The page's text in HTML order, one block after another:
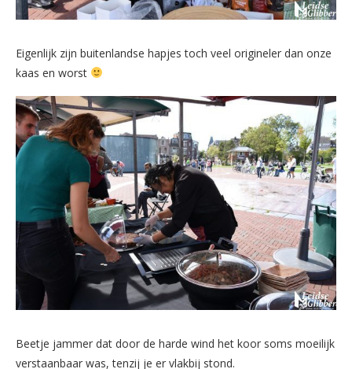
Eigenlijk zijn buitenlandse hapjes toch veel origineler dan onze
kaas en worst
Beetje jammer dat door de harde wind het koor soms moeilijk
verstaanbaar was, tenzij je er vlakbij stond.